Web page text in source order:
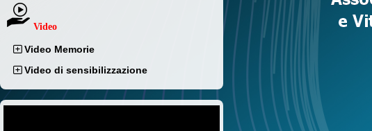
Video
Video Memorie
Video di sensibilizzazione